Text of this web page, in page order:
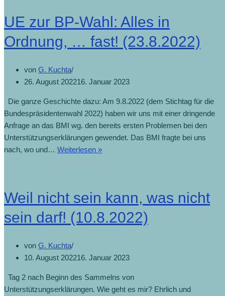
UE zur BP-Wahl: Alles in
Ordnung, … fast! (23.8.2022)
von G. Kuchta
26. August 202216. Januar 2023
Die ganze Geschichte dazu: Am 9.8.2022 (dem Stichtag für die
Bundespräsidentenwahl 2022) haben wir uns mit einer dringende
Anfrage an das BMI wg. den bereits ersten Problemen bei den
Unterstützungserklärungen gewendet. Das BMI fragte bei uns
nach, wo und… Weiterlesen »
Weil nicht sein kann, was nicht
sein darf! (10.8.2022)
von G. Kuchta
10. August 202216. Januar 2023
Tag 2 nach Beginn des Sammelns von
Unterstützungserklärungen. Wie geht es mir? Ehrlich und